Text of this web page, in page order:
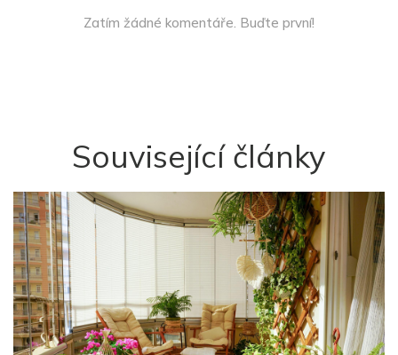
Zatím žádné komentáře. Buďte první!
Související články